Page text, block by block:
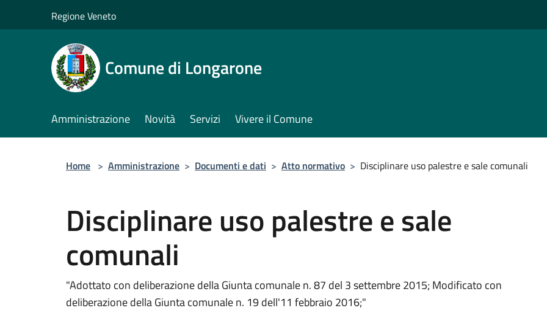
Regione Veneto
Comune di Longarone
Amministrazione Novità Servizi Vivere il Comune
Home > Amministrazione > Documenti e dati > Atto normativo > Disciplinare uso palestre e sale comunali
Disciplinare uso palestre e sale
comunali
"Adottato con deliberazione della Giunta comunale n. 87 del 3 settembre 2015; Modificato con
deliberazione della Giunta comunale n. 19 dell'11 febbraio 2016;"